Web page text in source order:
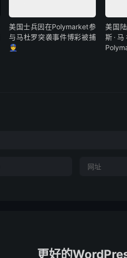
美国士兵因在Polymarket参
与马杜罗突袭事件博彩被捕
👮
美国
斯·
更好的